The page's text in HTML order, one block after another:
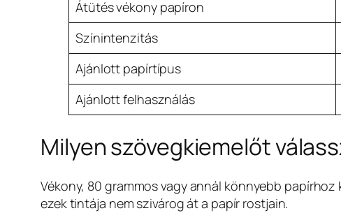
Átütés vékony papíron
Színintenzitás
Ajánlott papírtípus
Ajánlott felhasználás
Milyen szövegkiemelőt
Vékony, 80 grammos vagy annál könnyebb
ezek tintája nem szivárog át a papír rostjain.